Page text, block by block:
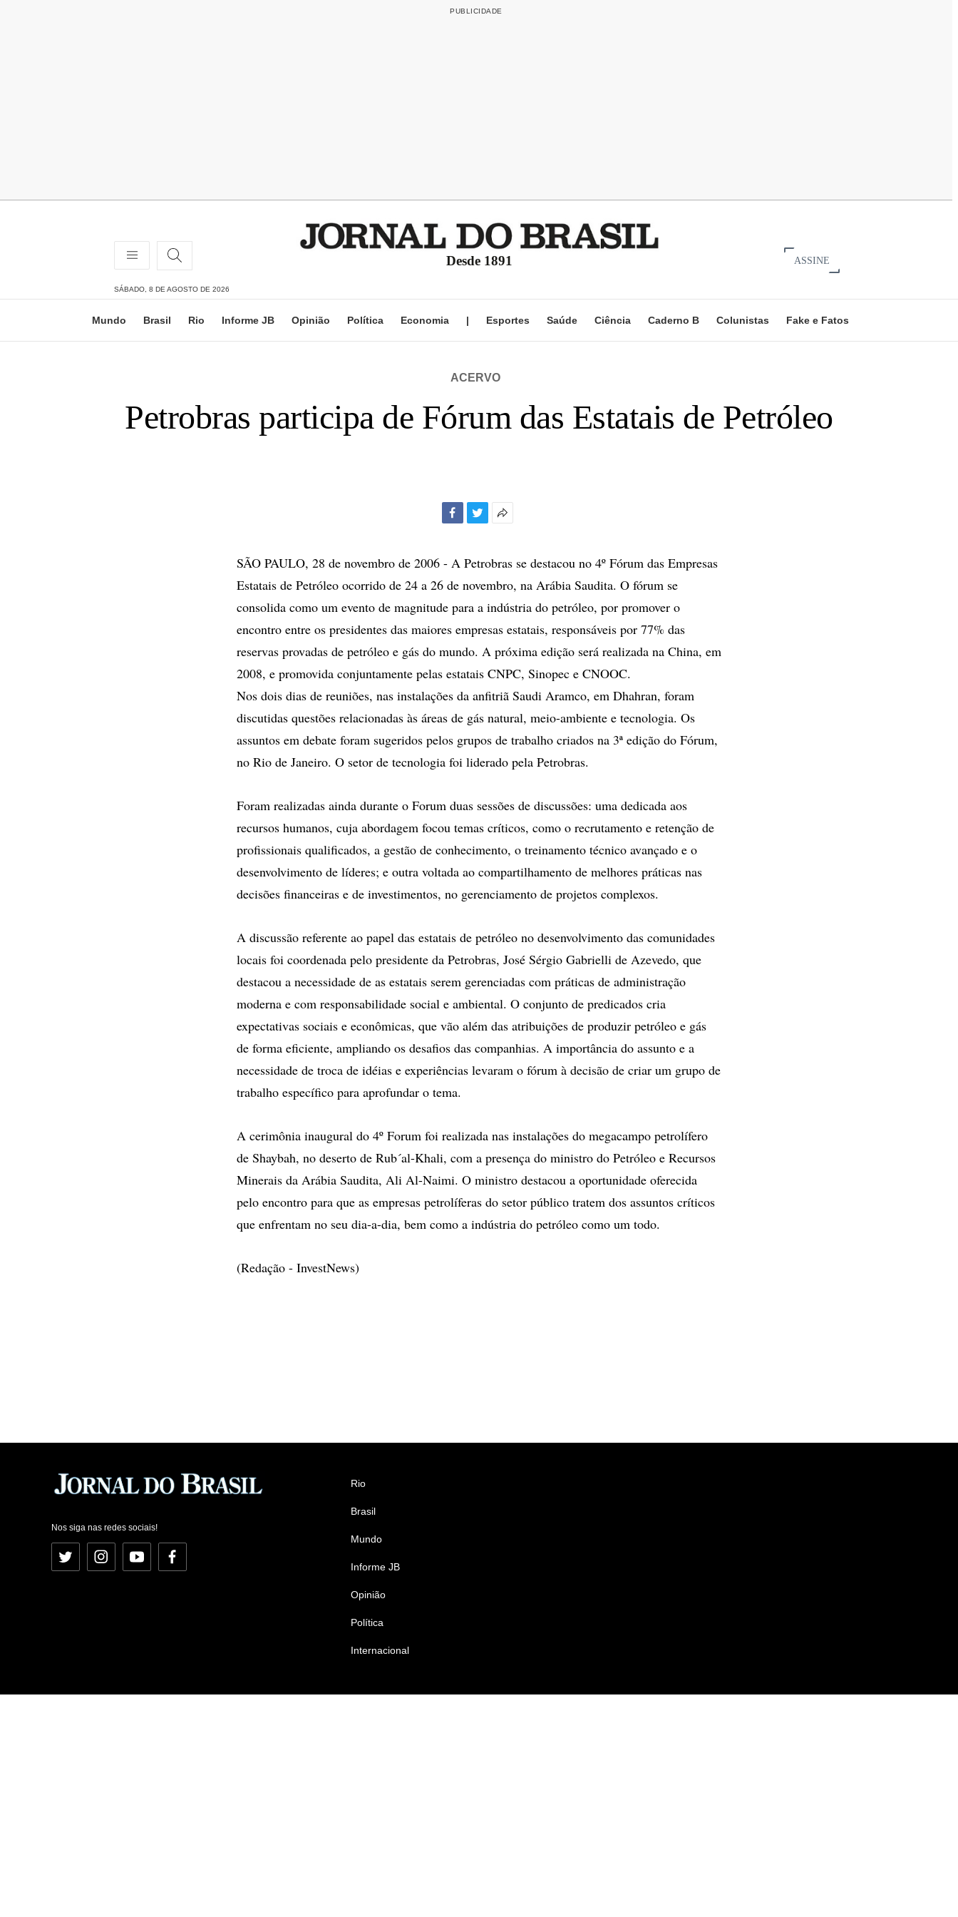
Desde 1891 ASSINE
SÁBADO, 8 DE AGOSTO DE 2026
Mundo Brasil Rio Informe JB Opinião Política Economia | Esportes Saúde Ciência Caderno B Colunistas Fake e Fatos
ACERVO
Petrobras participa de Fórum das Estatais de Petróleo
compartilhamento
SÃO PAULO, 28 de novembro de 2006 - A Petrobras se destacou no 4º Fórum das Empresas
Estatais de Petróleo ocorrido de 24 a 26 de novembro, na Arábia Saudita. O fórum se
consolida como um evento de magnitude para a indústria do petróleo, por promover o
encontro entre os presidentes das maiores empresas estatais, responsáveis por 77% das
reservas provadas de petróleo e gás do mundo. A próxima edição será realizada na China, em
2008, e promovida conjuntamente pelas estatais CNPC, Sinopec e CNOOC.
Nos dois dias de reuniões, nas instalações da anfitriã Saudi Aramco, em Dhahran, foram
discutidas questões relacionadas às áreas de gás natural, meio-ambiente e tecnologia. Os
assuntos em debate foram sugeridos pelos grupos de trabalho criados na 3ª edição do Fórum,
no Rio de Janeiro. O setor de tecnologia foi liderado pela Petrobras.
Foram realizadas ainda durante o Forum duas sessões de discussões: uma dedicada aos
recursos humanos, cuja abordagem focou temas críticos, como o recrutamento e retenção de
profissionais qualificados, a gestão de conhecimento, o treinamento técnico avançado e o
desenvolvimento de líderes; e outra voltada ao compartilhamento de melhores práticas nas
decisões financeiras e de investimentos, no gerenciamento de projetos complexos.
A discussão referente ao papel das estatais de petróleo no desenvolvimento das comunidades
locais foi coordenada pelo presidente da Petrobras, José Sérgio Gabrielli de Azevedo, que
destacou a necessidade de as estatais serem gerenciadas com práticas de administração
moderna e com responsabilidade social e ambiental. O conjunto de predicados cria
expectativas sociais e econômicas, que vão além das atribuições de produzir petróleo e gás
de forma eficiente, ampliando os desafios das companhias. A importância do assunto e a
necessidade de troca de idéias e experiências levaram o fórum à decisão de criar um grupo de
trabalho específico para aprofundar o tema.
A cerimônia inaugural do 4º Forum foi realizada nas instalações do megacampo petrolífero
de Shaybah, no deserto de Rub´al-Khali, com a presença do ministro do Petróleo e Recursos
Minerais da Arábia Saudita, Ali Al-Naimi. O ministro destacou a oportunidade oferecida
pelo encontro para que as empresas petrolíferas do setor público tratem dos assuntos críticos
que enfrentam no seu dia-a-dia, bem como a indústria do petróleo como um todo.
(Redação - InvestNews)
Nos siga nas redes sociais!
Twitter InstagramYouTubeFacebook
Rio
Brasil
Mundo
Informe JB
Opinião
Política
Internacional